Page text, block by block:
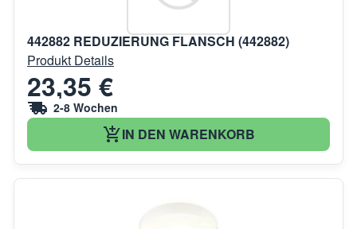
442882 REDUZIERUNG FLANSCH (442882)
Produkt Details
23,35 €
2-8 Wochen
IN DEN WARENKORB